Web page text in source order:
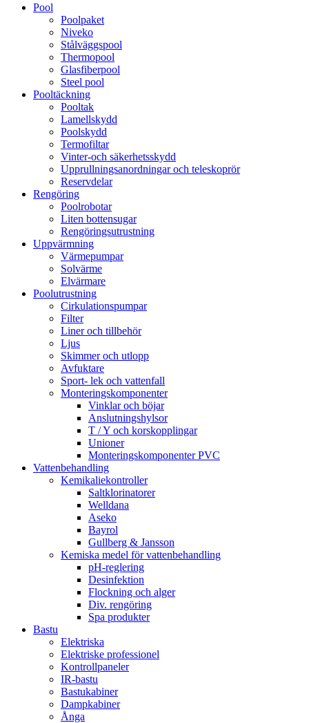
Pool
Poolpaket
Niveko
Stålväggspool
Thermopool
Glasfiberpool
Steel pool
Pooltäckning
Pooltak
Lamellskydd
Poolskydd
Termofiltar
Vinter-och säkerhetsskydd
Upprullningsanordningar och teleskoprör
Reservdelar
Rengöring
Poolrobotar
Liten bottensugar
Rengöringsutrustning
Uppvärmning
Värmepumpar
Solvärme
Elvärmare
Poolutrustning
Cirkulationspumpar
Filter
Liner och tillbehör
Ljus
Skimmer och utlopp
Avfuktare
Sport- lek och vattenfall
Monteringskomponenter
Vinklar och böjar
Anslutningshylsor
T / Y och korskopplingar
Unioner
Monteringskomponenter PVC
Vattenbehandling
Kemikaliekontroller
Saltklorinatorer
Welldana
Aseko
Bayrol
Gullberg & Jansson
Kemiska medel för vattenbehandling
pH-reglering
Desinfektion
Flockning och alger
Div. rengöring
Spa produkter
Bastu
Elektriska
Elektriske professionel
Kontrollpaneler
IR-bastu
Bastukabiner
Dampkabiner
Ånga